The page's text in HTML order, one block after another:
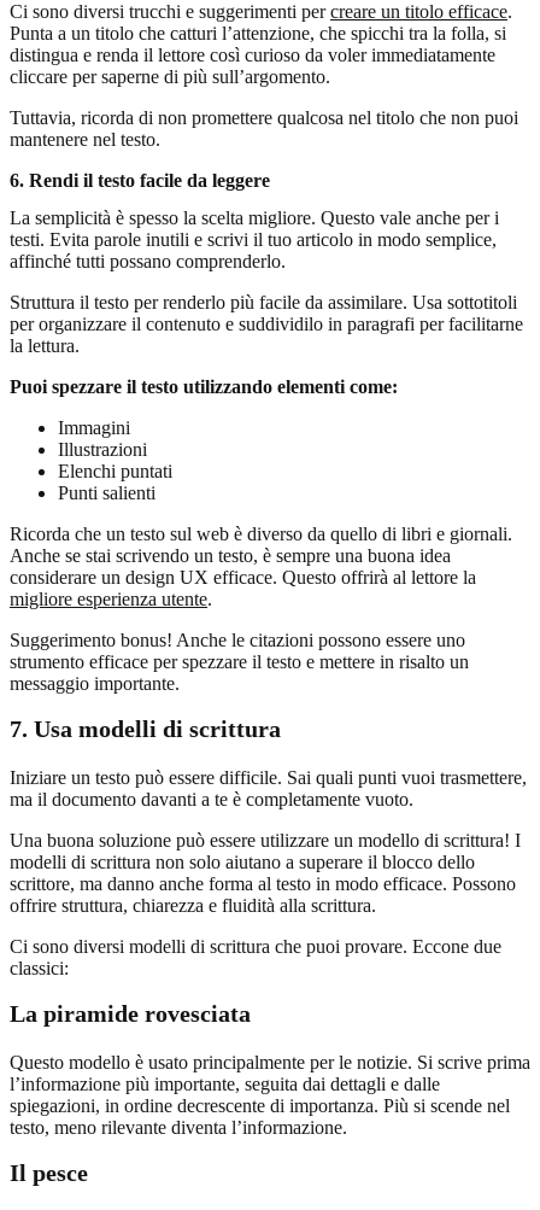
Ci sono diversi trucchi e suggerimenti percreare un titolo efficace.
Punta a un titolo che catturi l’attenzione, che spicchi tra la folla, si
distingua e renda il lettore così curioso da voler immediatamente
cliccare per saperne di più sull’argomento.
Tuttavia, ricorda di non promettere qualcosa nel titolo che non puoi
mantenere nel testo.
6. Rendi il testo facile da leggere
La semplicità è spesso la scelta migliore. Questo vale anche per i
testi. Evita parole inutili e scrivi il tuo articolo in modo semplice,
affinché tutti possano comprenderlo.
Struttura il testo per renderlo più facile da assimilare. Usa sottotitoli
per organizzare il contenuto e suddividilo in paragrafi per facilitarne
la lettura.
Puoi spezzare il testo utilizzando elementi come:
Immagini
Illustrazioni
Elenchi puntati
Punti salienti
Ricorda che un testo sul web è diverso da quello di libri e giornali.
Anche se stai scrivendo un testo, è sempre una buona idea
considerare un design UX efficace. Questo offrirà al lettore la
migliore esperienza utente.
Suggerimento bonus! Anche le citazioni possono essere uno
strumento efficace per spezzare il testo e mettere in risalto un
messaggio importante.
7. Usa modelli di scrittura
Iniziare un testo può essere difficile. Sai quali punti vuoi trasmettere,
ma il documento davanti a te è completamente vuoto.
Una buona soluzione può essere utilizzare un modello di scrittura! I
modelli di scrittura non solo aiutano a superare il blocco dello
scrittore, ma danno anche forma al testo in modo efficace. Possono
offrire struttura, chiarezza e fluidità alla scrittura.
Ci sono diversi modelli di scrittura che puoi provare. Eccone due
classici:
La piramide rovesciata
Questo modello è usato principalmente per le notizie. Si scrive prima
l’informazione più importante, seguita dai dettagli e dalle
spiegazioni, in ordine decrescente di importanza. Più si scende nel
testo, meno rilevante diventa l’informazione.
Il pesce